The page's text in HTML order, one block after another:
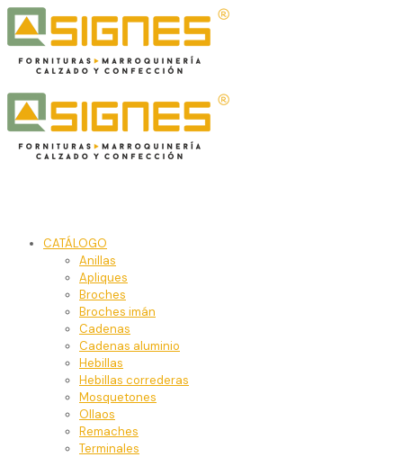
CATÁLOGO
Anillas
Apliques
Broches
Broches imán
Cadenas
Cadenas aluminio
Hebillas
Hebillas correderas
Mosquetones
Ollaos
Remaches
Terminales